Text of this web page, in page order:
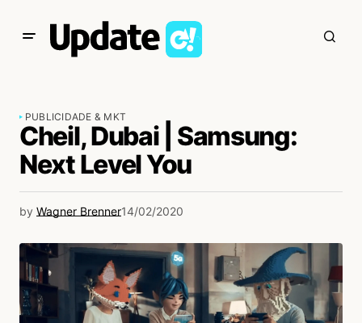
PUBLICIDADE & MKT
Cheil, Dubai | Samsung:
Next Level You
by Wagner Brenner14/02/2020